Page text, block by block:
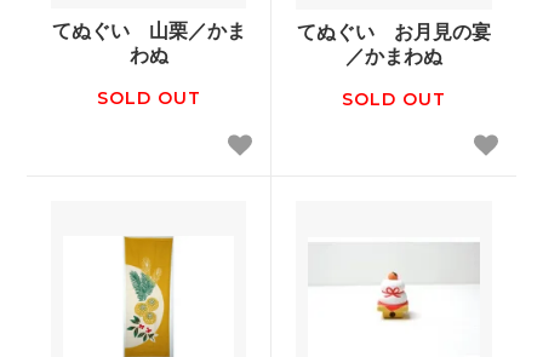
てぬぐい 山栗／かま
わぬ
SOLD OUT
てぬぐい お月見の宴
／かまわぬ
SOLD OUT